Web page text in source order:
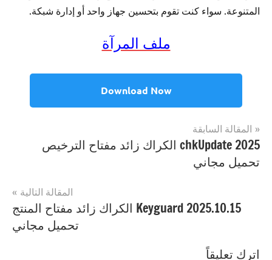
المتنوعة. سواء كنت تقوم بتحسين جهاز واحد أو إدارة شبكة.
ملف المرآة
Download Now
مصنف
ب
Starter
مسلسل,
رمز
Portable
Software
تصفّح
المقالات
المقالة السابقة
chkUpdate 2025 الكراك زائد مفتاح الترخيص
تحميل مجاني
المقالة التالية
Keyguard 2025.10.15 الكراك زائد مفتاح المنتج
تحميل مجاني
اترك تعليقاً